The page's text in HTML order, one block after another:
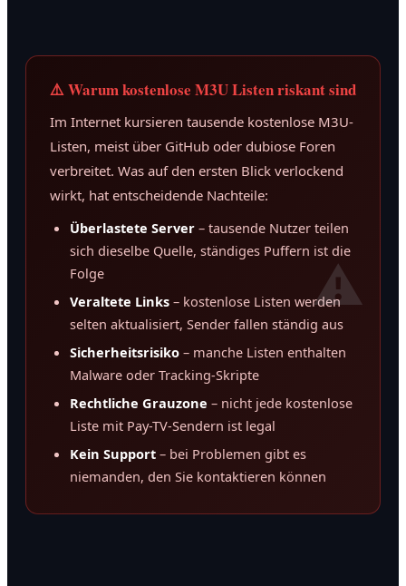
⚠️ Warum kostenlose M3U Listen riskant sind
Im Internet kursieren tausende kostenlose M3U-
Listen, meist über GitHub oder dubiose Foren
verbreitet. Was auf den ersten Blick verlockend
wirkt, hat entscheidende Nachteile:
Überlastete Server – tausende Nutzer teilen
sich dieselbe Quelle, ständiges Puffern ist die
Folge
Veraltete Links – kostenlose Listen werden
selten aktualisiert, Sender fallen ständig aus
Sicherheitsrisiko – manche Listen enthalten
Malware oder Tracking-Skripte
Rechtliche Grauzone – nicht jede kostenlose
Liste mit Pay-TV-Sendern ist legal
Kein Support – bei Problemen gibt es
niemanden, den Sie kontaktieren können